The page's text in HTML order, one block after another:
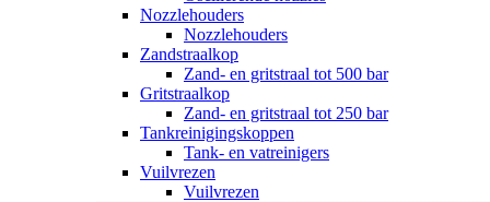
Nozzlehouders
Nozzlehouders
Zandstraalkop
Zand- en gritstraal tot 500 bar
Gritstraalkop
Zand- en gritstraal tot 250 bar
Tankreinigingskoppen
Tank- en vatreinigers
Vuilvrezen
Vuilvrezen